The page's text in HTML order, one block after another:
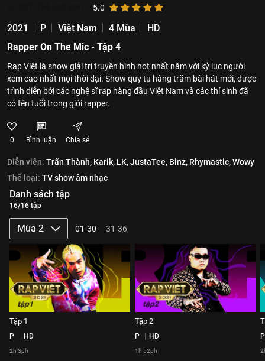
5.0
2021 P Việt Nam 4 Mùa
HD
Rapper On The Mic - Tập 4
Rap Việt là show giải trí truyền hình hot nhất năm với kỷ lục người
xem cao nhất mọi thời đại. Show quy tụ hàng trăm bài hát mới, được
trình diễn bởi các nghệ sĩ rap hàng đầu Việt Nam và các thí sinh đã
có tên tuổi trong giới rapper.
0 Bình luận Chia sẻ
Diễn viên: Trấn Thành, Karik, LK,JustaTee, Binz, Rhymastic,Wowy
Thể loại: TV show âm nhạc
Danh sách tập
16/16 tập
Mùa 2 01-30 31-36
Tập 1
P HD
2h 3ph
Tập 2
P HD
1h 52ph
P